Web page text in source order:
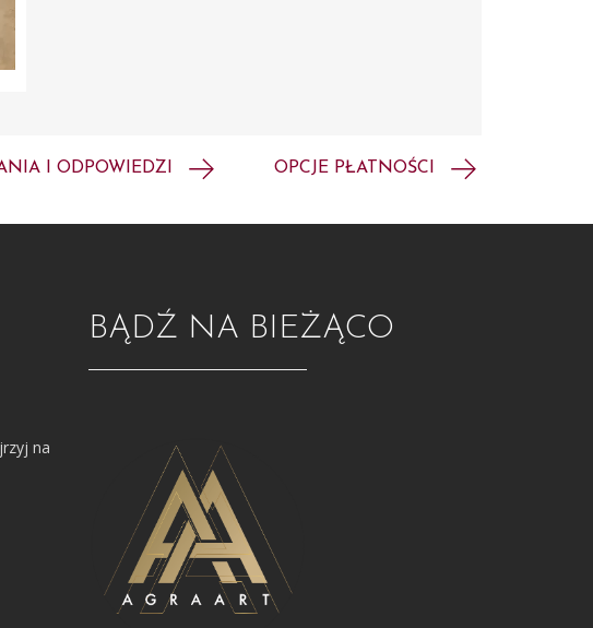
I ODPOWIEDZI OPCJE PŁATNOŚCI
BĄDŹ NA BIEŻĄCO
na